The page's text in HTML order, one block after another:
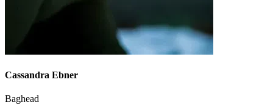
Cassandra Ebner
Baghead